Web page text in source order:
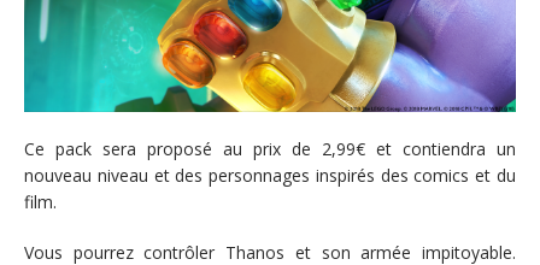
Ce pack sera proposé au prix de 2,99€ et contiendra un
nouveau niveau et des personnages inspirés des comics et du
film.
Vous pourrez contrôler Thanos et son armée impitoyable.